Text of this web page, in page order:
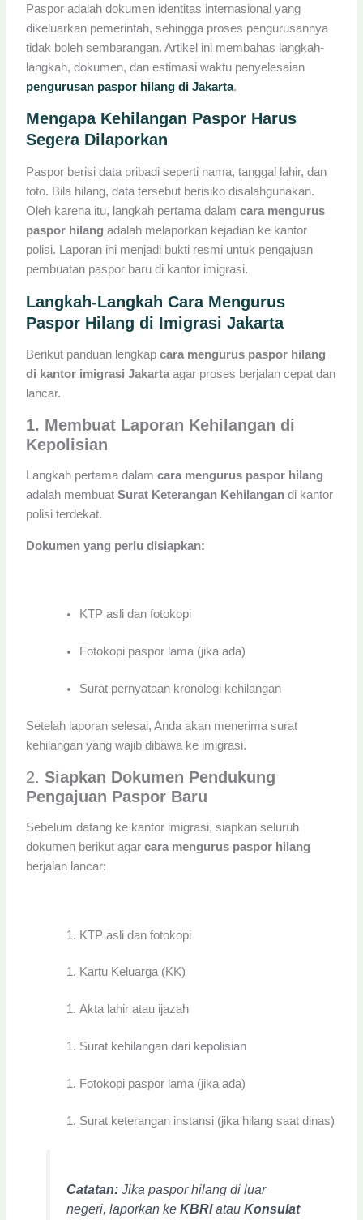
Paspor adalah dokumen identitas internasional yang
dikeluarkan pemerintah, sehingga proses pengurusannya
tidak boleh sembarangan. Artikel ini membahas langkah-
langkah, dokumen, dan estimasi waktu penyelesaian
pengurusan paspor hilang di Jakarta.
Mengapa Kehilangan Paspor Harus
Segera Dilaporkan
Paspor berisi data pribadi seperti nama, tanggal lahir, dan
foto. Bila hilang, data tersebut berisiko disalahgunakan.
Oleh karena itu, langkah pertama dalamcara mengurus
paspor hilang adalah melaporkan kejadian ke kantor
polisi. Laporan ini menjadi bukti resmi untuk pengajuan
pembuatan paspor baru di kantor imigrasi.
Langkah-Langkah Cara Mengurus
Paspor Hilang di Imigrasi Jakarta
Berikut panduan lengkapcara mengurus paspor hilang
di kantor imigrasi Jakarta agar proses berjalan cepat dan
lancar.
1. Membuat Laporan Kehilangan di
Kepolisian
Langkah pertama dalamcara mengurus paspor hilang
adalah membuatSurat Keterangan Kehilangan di kantor
polisi terdekat.
Dokumen yang perlu disiapkan:
KTP asli dan fotokopi
Fotokopi paspor lama (jika ada)
Surat pernyataan kronologi kehilangan
Setelah laporan selesai, Anda akan menerima surat
kehilangan yang wajib dibawa ke imigrasi.
2.Siapkan Dokumen Pendukung
Pengajuan Paspor Baru
Sebelum datang ke kantor imigrasi, siapkan seluruh
dokumen berikut agarcara mengurus paspor hilang
berjalan lancar:
KTP asli dan fotokopi
Kartu Keluarga (KK)
Akta lahir atau ijazah
Surat kehilangan dari kepolisian
Fotokopi paspor lama (jika ada)
Surat keterangan instansi (jika hilang saat dinas)
Catatan:Jika paspor hilang di luar
negeri, laporkan ke KBRIatau Konsulat